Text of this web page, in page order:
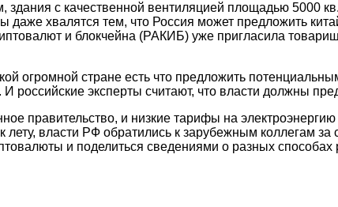
с качественной вентиляцией площадью 5000
хвалятся тем, что Россия может предложить
и блокчейна (РАКИБ) уже пригласила
огромной стране есть что предложить
эксперты считают, что власти должны
правительство, и низкие тарифы на
власти РФ обратились к зарубежным коллегам
и поделиться сведениями о разных способах